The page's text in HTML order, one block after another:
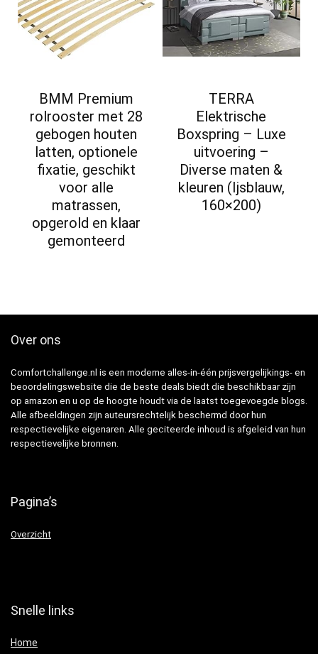
BMM Premium
rolrooster met 28
gebogen houten
latten, optionele
fixatie, geschikt
voor alle
matrassen,
opgerold en klaar
gemonteerd
TERRA
Elektrische
Boxspring – Luxe
uitvoering –
Diverse maten &
kleuren (Ijsblauw,
160×200)
Over ons
Comfortchallenge.nl is een moderne alles-in-één prijsvergelijkings- en
beoordelingswebsite die de beste deals biedt die beschikbaar zijn
op amazon en u op de hoogte houdt via de laatst toegevoegde blogs.
Alle afbeeldingen zijn auteursrechtelijk beschermd door hun
respectievelijke eigenaren. Alle geciteerde inhoud is afgeleid van hun
respectievelijke bronnen.
Pagina’s
Overzicht
Snelle links
Home